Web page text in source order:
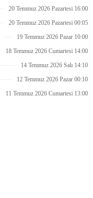
20 Temmuz 2026 Pazartesi 16:00
20 Temmuz 2026 Pazartesi 00:05
19 Temmuz 2026 Pazar 10:00
18 Temmuz 2026 Cumartesi 14:00
14 Temmuz 2026 Salı 14:10
12 Temmuz 2026 Pazar 00:10
11 Temmuz 2026 Cumartesi 13:00